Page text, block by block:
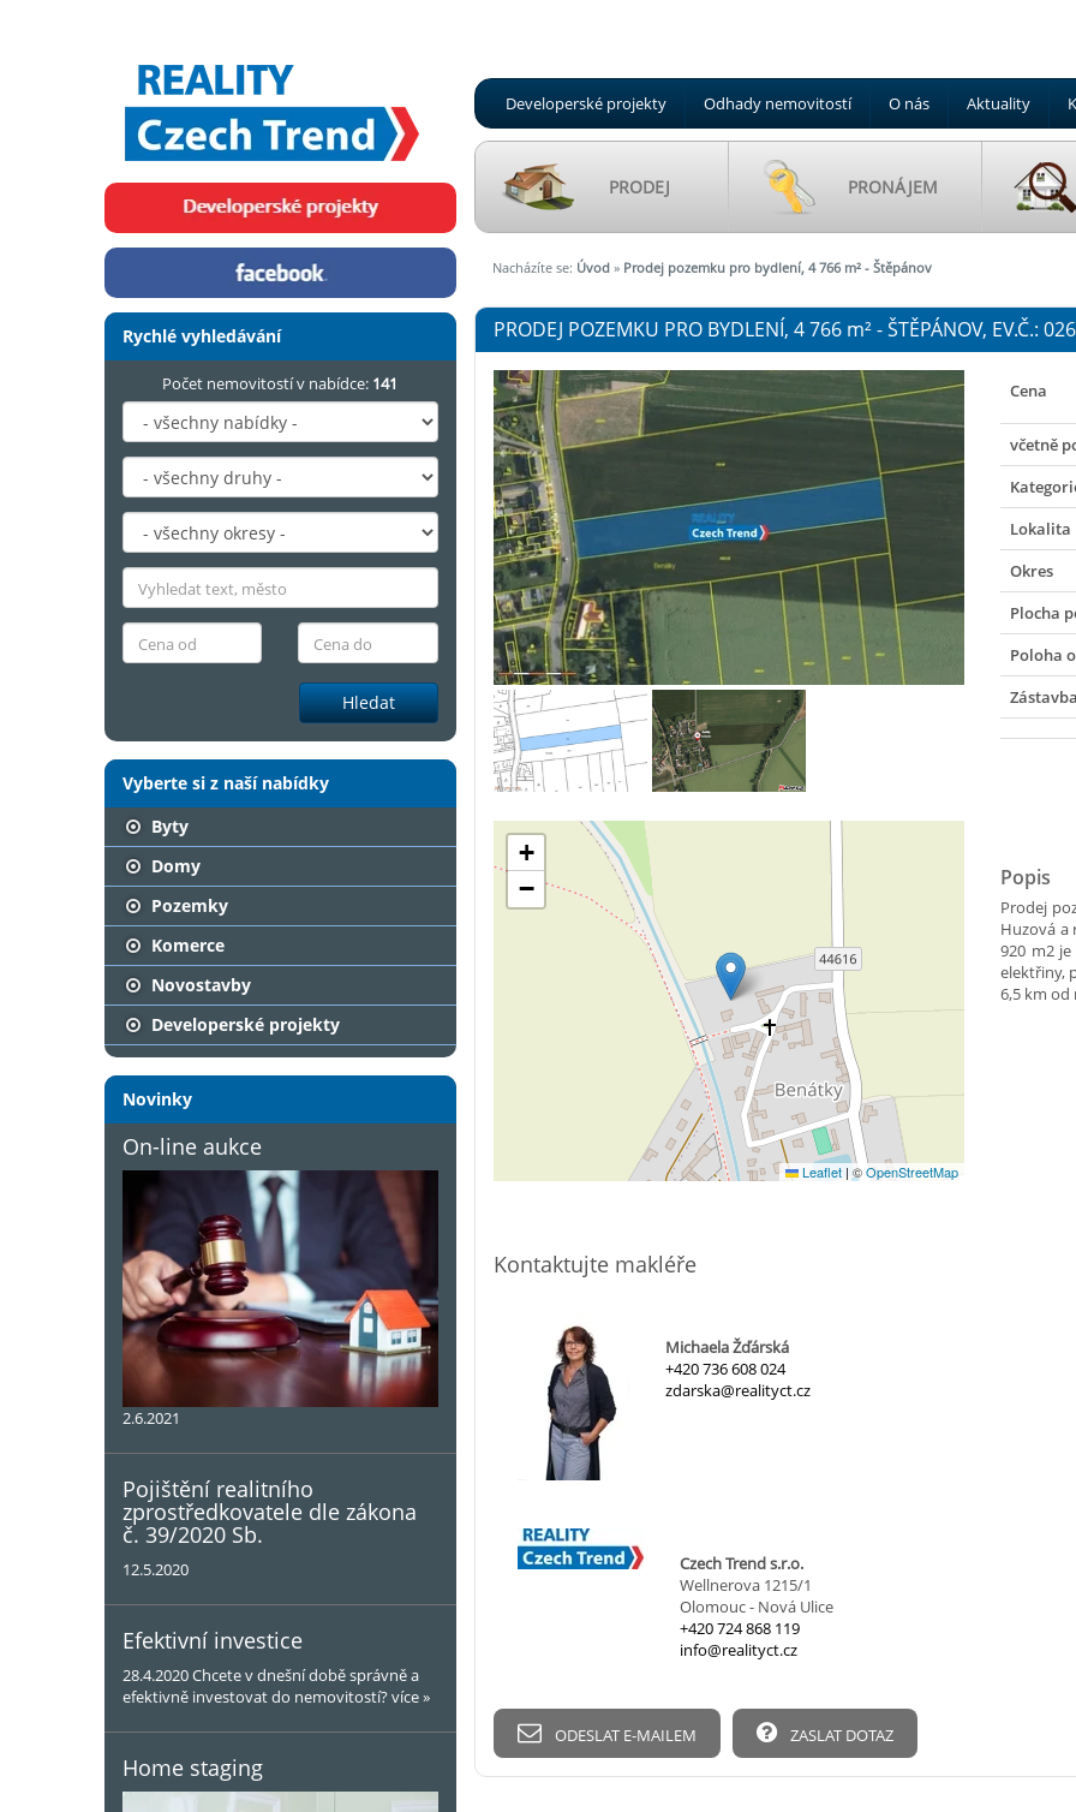
Developerské projekty Odhady nemovitostí O nás Aktuality
PRODEJ PRONÁJEM
Rychlé vyhledávání
Počet nemovitostí v nabídce: 141
Hledat
Vyberte si z naší nabídky
Byty
Domy
Pozemky
Komerce
Novostavby
Developerské projekty
Novinky
On-line aukce
2.6.2021
Pojištění realitního
zprostředkovatele dle zákona
č. 39/2020 Sb.
12.5.2020
Efektivní investice
28.4.2020Chcete v dnešní době správně a
efektivně investovat do nemovitostí?více »
Home staging
Nacházíte se: Úvod » Prodej pozemku pro bydlení, 4 766 m² - Štěpánov
PRODEJ POZEMKU PRO BYDLENÍ, 4 766 m²- ŠTĚPÁNOV, EV.Č.:
+
−
Leaflet | ©OpenStreetMap
Kontaktujte makléře
Michaela Žďárská
+420 736 608 024
zdarska@realityct.cz
Czech Trend s.r.o.
Wellnerova 1215/1
Olomouc - Nová Ulice
+420 724 868 119
info@realityct.cz
Cena
včetně
Lokalita
Okres
Plocha
Poloha
Zástavba
Popis
Prodej
Huzová a
920 m2
elektřiny,
6,5 km od
ODESLAT E-MAILEM ZASLAT DOTAZ